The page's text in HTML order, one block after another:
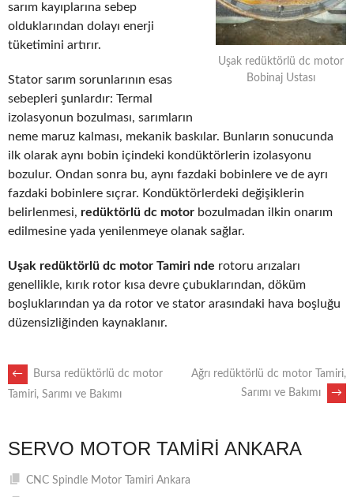
Uşak redüktörlü dc motor
Bobinaj Ustası
sarım kayıplarına sebep
olduklarından dolayı enerji
tüketimini artırır.
Stator sarım sorunlarının esas
sebepleri şunlardır: Termal
izolasyonun bozulması, sarımların
neme maruz kalması, mekanik baskılar. Bunların sonucunda
ilk olarak aynı bobin içindeki kondüktörlerin izolasyonu
bozulur. Ondan sonra bu, aynı fazdaki bobinlere ve de ayrı
fazdaki bobinlere sıçrar. Kondüktörlerdeki değişiklerin
belirlenmesi, redüktörlü dc motor bozulmadan ilkin onarım
edilmesine yada yenilenmeye olanak sağlar.
Uşak redüktörlü dc motor Tamiri nde rotoru arızaları
genellikle, kırık rotor kısa devre çubuklarından, döküm
boşluklarından ya da rotor ve stator arasındaki hava boşluğu
düzensizliğinden kaynaklanır.
POST
←
Bursa redüktörlü dc motor
Tamiri, Sarımı ve Bakımı
Ağrı redüktörlü dc motor Tamiri,
Sarımı ve Bakımı
→
SERVO MOTOR TAMIRI ANKARA
CNC Spindle Motor Tamiri Ankara